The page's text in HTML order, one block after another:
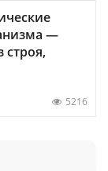
—
строя,
5216